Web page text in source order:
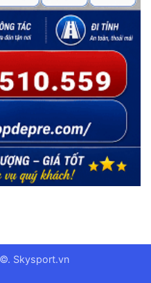
Skysport.vn